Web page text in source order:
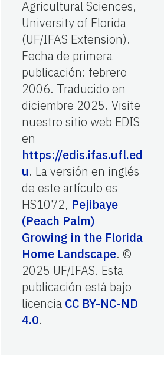
Agricultural Sciences,
University of Florida
(UF/IFAS Extension).
Fecha de primera
publicación: febrero
2006. Traducido en
diciembre 2025. Visite
nuestro sitio web EDIS
en
https://edis.ifas.ufl.ed
u. La versión en inglés
de este artículo es
HS1072, Pejibaye
(Peach Palm)
Growing in the Florida
Home Landscape. ©
2025 UF/IFAS. Esta
publicación está bajo
licencia CC BY-NC-ND
4.0.